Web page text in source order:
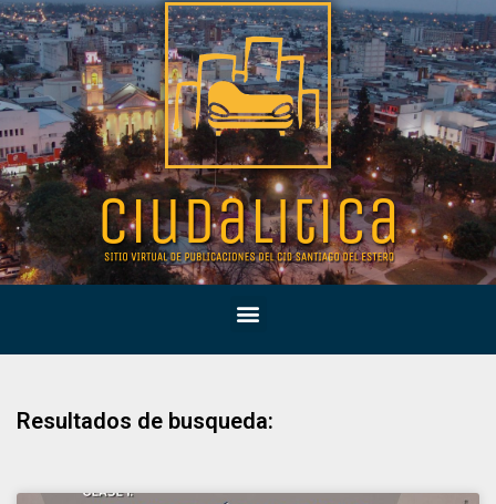
Resultados de busqueda: